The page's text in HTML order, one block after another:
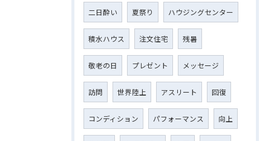
二日酔い 夏祭り ハウジングセンター
積水ハウス 注文住宅 残暑
敬老の日 プレゼント メッセージ
訪問 世界陸上 アスリート 回復
コンディション パフォーマンス 向上